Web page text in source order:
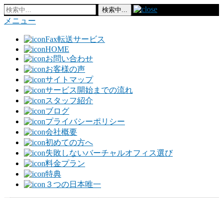
メニュー
Fax転送サービス
HOME
お問い合わせ
お客様の声
サイトマップ
サービス開始までの流れ
スタッフ紹介
ブログ
プライバシーポリシー
会社概要
初めての方へ
失敗しないバーチャルオフィス選び
料金プラン
特典
３つの日本唯一